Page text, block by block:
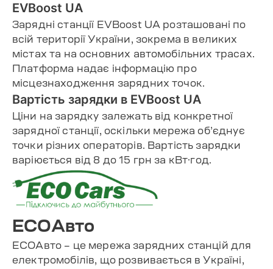
EVBoost UA
Зарядні станції EVBoost UA розташовані по
всій території України, зокрема в великих
містах та на основних автомобільних трасах.
Платформа надає інформацію про
місцезнаходження зарядних точок.
Вартість зарядки в EVBoost UA
Ціни на зарядку залежать від конкретної
зарядної станції, оскільки мережа об’єднує
точки різних операторів. Вартість зарядки
варіюється від 8 до 15 грн за кВт·год.
ECOАвто
ECOАвто – це мережа зарядних станцій для
електромобілів, що розвивається в Україні,